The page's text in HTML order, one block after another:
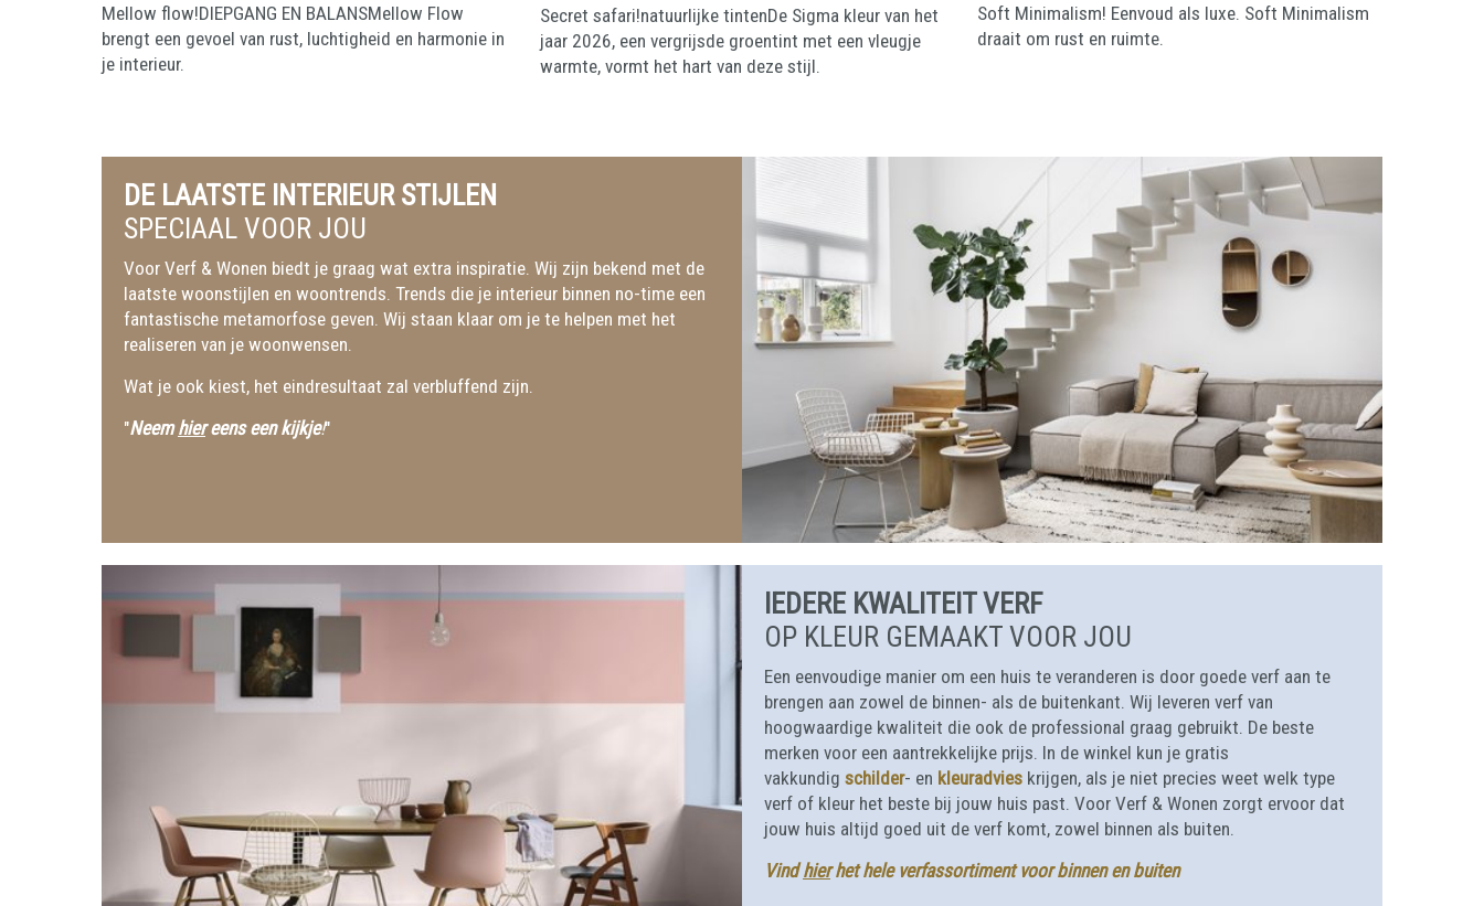
Mellow flow!DIEPGANG EN BALANSMellow Flow
brengt een gevoel van rust, luchtigheid en harmonie in
je interieur.
Secret safari!natuurlijke tintenDe Sigma kleur van het
jaar 2026, een vergrijsde groentint met een vleugje
warmte, vormt het hart van deze stijl.
Soft Minimalism! Eenvoud als luxe. Soft Minimalism
draait om rust en ruimte.
DE LAATSTE INTERIEUR STIJLEN
SPECIAAL VOOR JOU
Voor Verf & Wonen biedt je graag wat extra inspiratie. Wij zijn bekend met de
laatste woonstijlen en woontrends. Trends die je interieur binnen no-time een
fantastische metamorfose geven. Wij staan klaar om je te helpen met het
realiseren van je woonwensen.
Wat je ook kiest, het eindresultaat zal verbluffend zijn.
"Neemhiereens een kijkje!"
IEDERE KWALITEIT VERF
OP KLEUR GEMAAKT VOOR JOU
Een eenvoudige manier om een huis te veranderen is door goede verf aan te
brengen aan zowel de binnen- als de buitenkant. Wij leveren verf van
hoogwaardige kwaliteit die ook de professional graag gebruikt. De beste
merken voor een aantrekkelijke prijs. In de winkel kun je gratis
vakkundig schilder- en kleuradvies krijgen, als je niet precies weet welk type
verf of kleur het beste bij jouw huis past. Voor Verf & Wonen zorgt ervoor dat
jouw huis altijd goed uit de verf komt, zowel binnen als buiten.
Vindhierhet hele verfassortiment voor binnen en buiten